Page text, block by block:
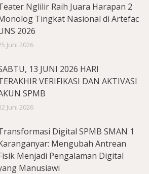
Nglilir Raih Juara Harapan 2
Tingkat Nasional di Artefac
2026
Juni 2026
13 JUNI 2026 HARI
VERIFIKASI DAN AKTIVASI
SPMB
Juni 2026
Digital SPMB SMAN 1
Mengubah Antrean
Menjadi Pengalaman Digital
Manusiawi